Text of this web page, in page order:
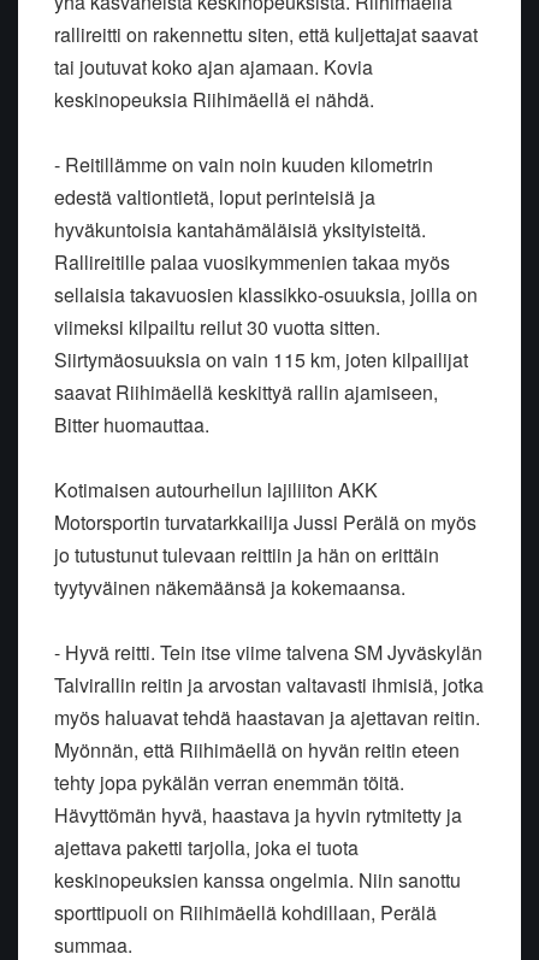
rallireitti on rakennettu siten, että kuljettajat saavat
tai joutuvat koko ajan ajamaan. Kovia
keskinopeuksia Riihimäellä ei nähdä.
- Reitillämme on vain noin kuuden kilometrin
edestä valtiontietä, loput perinteisiä ja
hyväkuntoisia kantahämäläisiä yksityisteitä.
Rallireitille palaa vuosikymmenien takaa myös
sellaisia takavuosien klassikko-osuuksia, joilla on
viimeksi kilpailtu reilut 30 vuotta sitten.
Siirtymäosuuksia on vain 115 km, joten kilpailijat
saavat Riihimäellä keskittyä rallin ajamiseen,
Bitter huomauttaa.
Kotimaisen autourheilun lajiliiton AKK
Motorsportin turvatarkkailija Jussi Perälä on myös
jo tutustunut tulevaan reittiin ja hän on erittäin
tyytyväinen näkemäänsä ja kokemaansa.
- Hyvä reitti. Tein itse viime talvena SM Jyväskylän
Talvirallin reitin ja arvostan valtavasti ihmisiä, jotka
myös haluavat tehdä haastavan ja ajettavan reitin.
Myönnän, että Riihimäellä on hyvän reitin eteen
tehty jopa pykälän verran enemmän töitä.
Hävyttömän hyvä, haastava ja hyvin rytmitetty ja
ajettava paketti tarjolla, joka ei tuota
keskinopeuksien kanssa ongelmia. Niin sanottu
sporttipuoli on Riihimäellä kohdillaan, Perälä
summaa.